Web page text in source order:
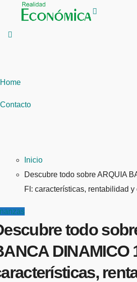
contenido
Home
Contacto
Inicio
Descubre todo sobre ARQUIA
FI: características, rentabilidad
todo
DINAMICO